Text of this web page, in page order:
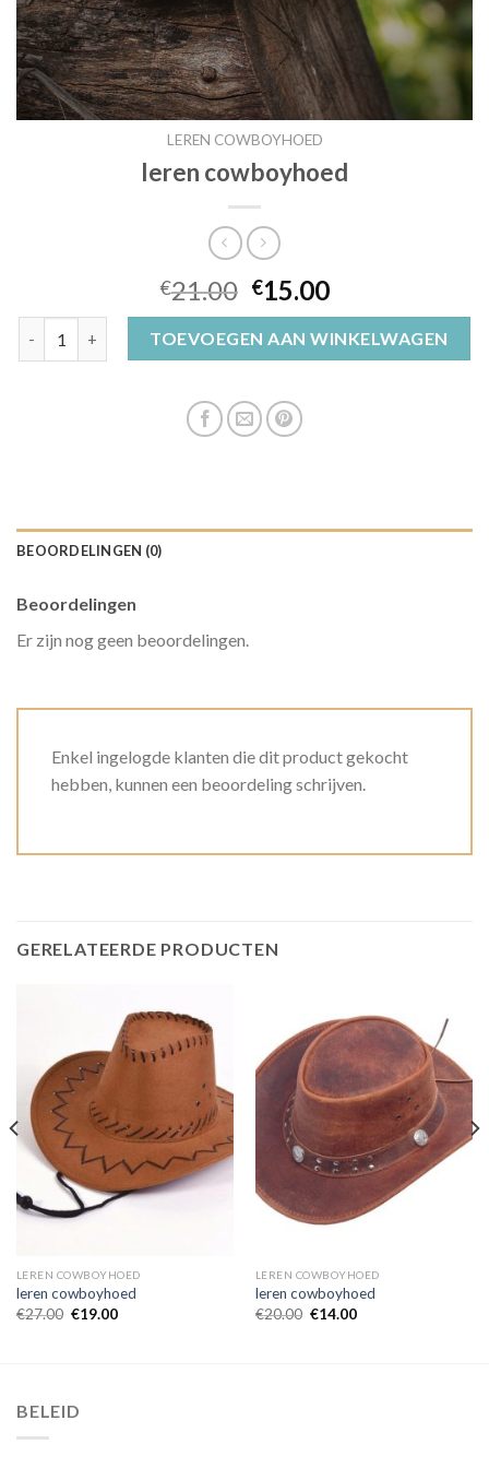
LEREN COWBOYHOED
leren cowboyhoed
€21.00 €15.00
leren cowboyhoed aantalTOEVOEGEN AAN WINKELWAGEN
BEOORDELINGEN (0)
Beoordelingen
Er zijn nog geen beoordelingen.
Enkel ingelogde klanten die dit product gekocht
hebben, kunnen een beoordeling schrijven.
GERELATEERDE PRODUCTEN
LEREN COWBOYHOED
leren cowboyhoed
€27.00 €19.00
LEREN COWBOYHOED
leren cowboyhoed
€20.00 €14.00
BELEID